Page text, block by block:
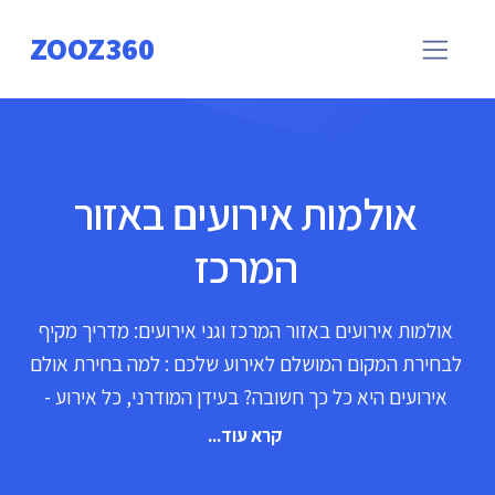
ZOOZ360
אולמות אירועים באזור
המרכז
אולמות אירועים באזור המרכז וגני אירועים: מדריך מקיף
לבחירת המקום המושלם לאירוע שלכם : למה בחירת אולם
אירועים היא כל כך חשובה? בעידן המודרני, כל אירוע -
מחתונה ועד ברית - הופך להפקה מרשימה. בין אם אתם: -
קרא עוד...